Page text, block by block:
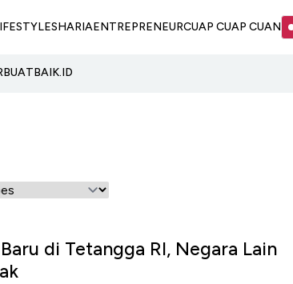
SHARIAENTREPRENEURCUAP CUAP CUAN
di Tetangga RI, Negara Lain